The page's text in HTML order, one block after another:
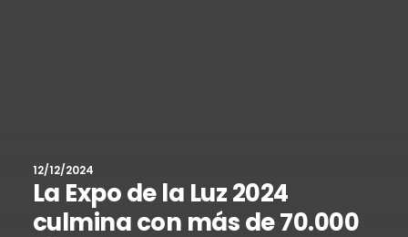
12/12/2024
La Expo de la Luz 2024
culmina con más de 70.000